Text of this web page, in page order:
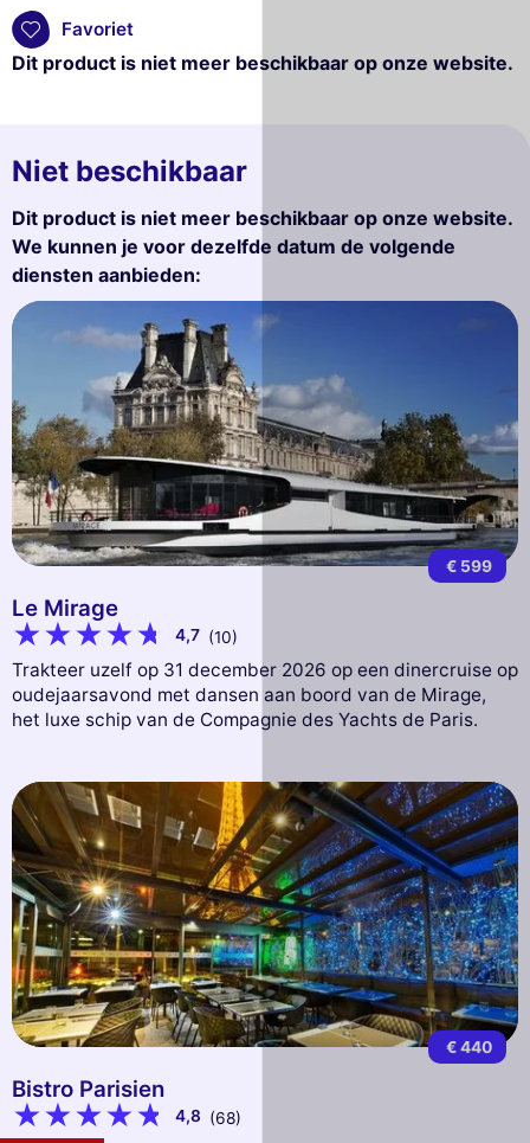
Favoriet
Dit product is niet meer beschikbaar op onze website.
Niet beschikbaar
Dit product is niet meer beschikbaar op onze website.
We kunnen je voor dezelfde datum de volgende
diensten aanbieden:
€ 599
Le Mirage
4,7 (10)
Trakteer uzelf op 31 december 2026 op een dinercruise op
oudejaarsavond met dansen aan boord van de Mirage,
het luxe schip van de Compagnie des Yachts de Paris.
€ 440
Bistro Parisien
4,8 (68)